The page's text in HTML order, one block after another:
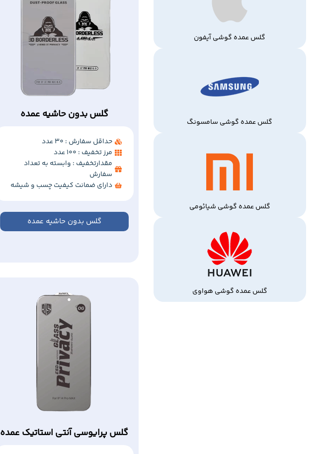
گلس عمده گوشی آیفون
گلس عمده گوشی سامسونگ
گلس عمده گوشی شیائومی
گلس عمده گوشی هواوی
گلس بدون حاشیه عمده
حداقل سفارش : 30 عدد
مرز تخفیف : 100 عدد
مقدارتخفیف : وابسته به تعداد
سفارش
دارای ضمانت کیفیت چسب و شیشه
گلس بدون حاشیه عمده
گلس پرایوسی آنتی استاتیک عمده